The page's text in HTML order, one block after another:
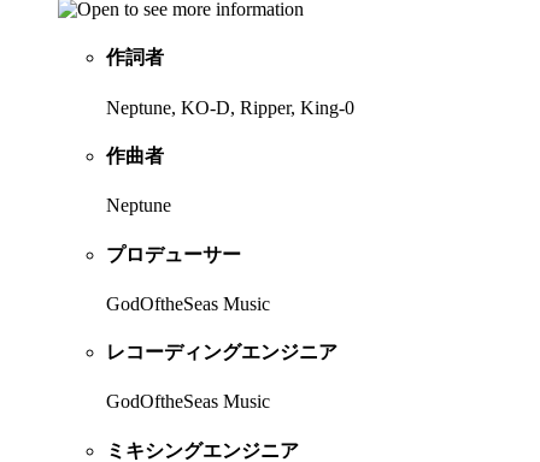
作詞者
Neptune, KO-D, Ripper, King-0
作曲者
Neptune
プロデューサー
GodOftheSeas Music
レコーディングエンジニア
GodOftheSeas Music
ミキシングエンジニア